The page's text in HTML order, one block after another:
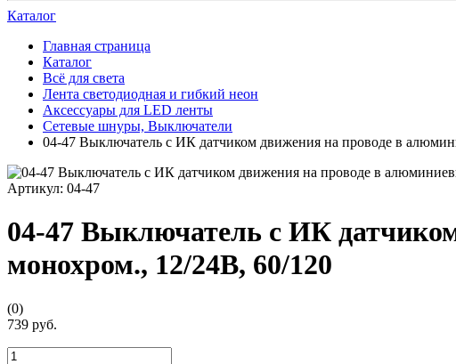
Каталог
Главная страница
Каталог
Всё для света
Лента светодиодная и гибкий неон
Аксессуары для LED ленты
Сетевые шнуры, Выключатели
04-47 Выключатель с ИК датчиком движения на проводе в
Артикул: 04-47
04-47 Выключатель с ИК
монохром., 12/24В, 60/120
(0)
739 руб.